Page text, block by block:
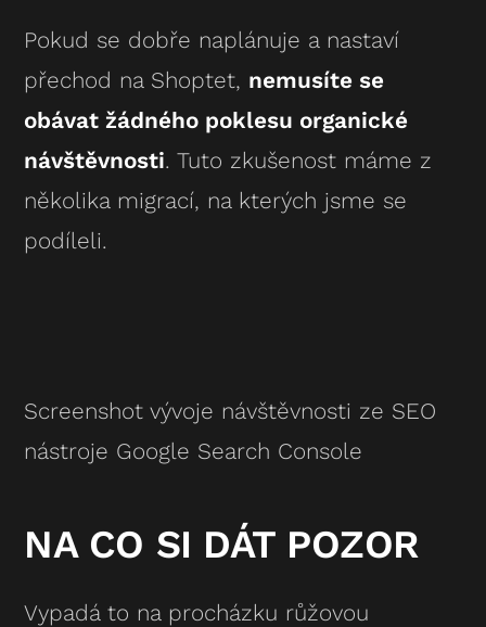
Pokud se dobře naplánuje a nastaví
přechod na Shoptet, nemusíte se
obávat žádného poklesu organické
návštěvnosti. Tuto zkušenost máme z
několika migrací, na kterých jsme se
podíleli.
Screenshot vývoje návštěvnosti ze SEO
nástroje Google Search Console
NA CO SI DÁT POZOR
Vypadá to na procházku růžovou